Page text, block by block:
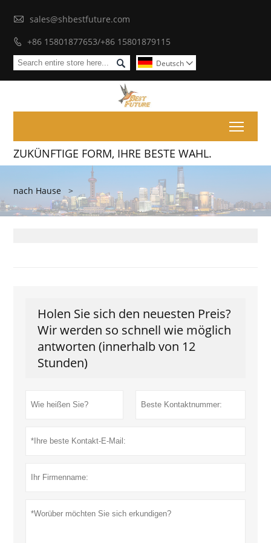
 sales@shbestfuture.com
 +86 15801877653/+86 15801879115
 Deutsch 
ZUKÜNFTIGE FORM, IHRE BESTE WAHL.
nach Hause >
Holen Sie sich den neuesten Preis?
Wir werden so schnell wie möglich
antworten (innerhalb von 12
Stunden)